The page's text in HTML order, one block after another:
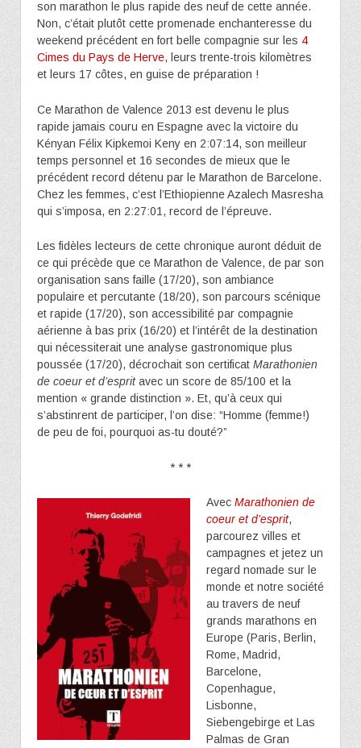
son marathon le plus rapide des neuf de cette année.
Non, c’était plutôt cette promenade enchanteresse du
weekend précédent en fort belle compagnie sur les 4
Cimes du Pays de Herve, leurs trente-trois kilomètres
et leurs 17 côtes, en guise de préparation !
Ce Marathon de Valence 2013 est devenu le plus
rapide jamais couru en Espagne avec la victoire du
Kényan Félix Kipkemoi Keny en 2:07:14, son meilleur
temps personnel et 16 secondes de mieux que le
précédent record détenu par le Marathon de Barcelone.
Chez les femmes, c’est l’Ethiopienne Azalech Masresha
qui s’imposa, en 2:27:01, record de l’épreuve.
Les fidèles lecteurs de cette chronique auront déduit de
ce qui précède que ce Marathon de Valence, de par son
organisation sans faille (17/20), son ambiance
populaire et percutante (18/20), son parcours scénique
et rapide (17/20), son accessibilité par compagnie
aérienne à bas prix (16/20) et l’intérêt de la destination
qui nécessiterait une analyse gastronomique plus
poussée (17/20), décrochait son certificat Marathonien
de coeur et d’espritavec un score de 85/100 et la
mention « grande distinction ». Et, qu’à ceux qui
s’abstinrent de participer, l’on dise: “Homme (femme!)
de peu de foi, pourquoi as-tu douté?”
* * *
Avec Marathonien de
coeur et d’esprit,
parcourez villes et
campagnes et jetez un
regard nomade sur le
monde et notre société
au travers de neuf
grands marathons en
Europe (Paris, Berlin,
Rome, Madrid,
Barcelone,
Copenhague,
Lisbonne,
Siebengebirge et Las
Palmas de Gran